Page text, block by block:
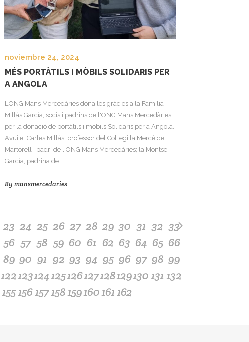
noviembre 24, 2024
MÉS PORTÀTILS I MÒBILS SOLIDARIS PER
A ANGOLA
L’ONG Mans Mercedàries dóna les gràcies a la Família
Millàs García, socis i padrins de l'ONG Mans Mercedàries,
per la donació de portàtils i mòbils Solidaris per a Angola.
Avui el Carles Millàs, professor del Col·legi la Mercè de
Martorell i padrí de l'ONG Mans Mercedàries; la Montse
García, padrina de...
By mansmercedaries
23 24 25 26 27 28 29 30 31 32 33
56 57 58 59 60 61 62 63 64 65 66
89 90 91 92 93 94 95 96 97 98 99
122123124125126127128129130 131 132
155156157158159160161162